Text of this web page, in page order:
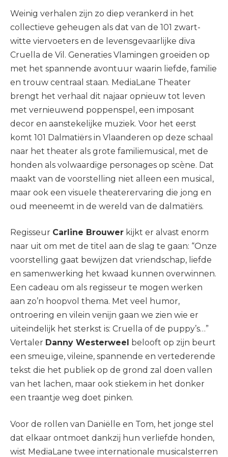
Weinig verhalen zijn zo diep verankerd in het
collectieve geheugen als dat van de 101 zwart-
witte viervoeters en de levensgevaarlijke diva
Cruella de Vil. Generaties Vlamingen groeiden op
met het spannende avontuur waarin liefde, familie
en trouw centraal staan. MediaLane Theater
brengt het verhaal dit najaar opnieuw tot leven
met vernieuwend poppenspel, een imposant
decor en aanstekelijke muziek. Voor het eerst
komt 101 Dalmatiërs in Vlaanderen op deze schaal
naar het theater als grote familiemusical, met de
honden als volwaardige personages op scène. Dat
maakt van de voorstelling niet alleen een musical,
maar ook een visuele theaterervaring die jong en
oud meeneemt in de wereld van de dalmatiërs.
Regisseur Carline Brouwer kijkt er alvast enorm
naar uit om met de titel aan de slag te gaan: “Onze
voorstelling gaat bewijzen dat vriendschap, liefde
en samenwerking het kwaad kunnen overwinnen.
Een cadeau om als regisseur te mogen werken
aan zo’n hoopvol thema. Met veel humor,
ontroering en vilein venijn gaan we zien wie er
uiteindelijk het sterkst is: Cruella of de puppy’s…”
Vertaler Danny Westerweel belooft op zijn beurt
een smeuïge, vileine, spannende en vertederende
tekst die het publiek op de grond zal doen vallen
van het lachen, maar ook stiekem in het donker
een traantje weg doet pinken.
Voor de rollen van Daniëlle en Tom, het jonge stel
dat elkaar ontmoet dankzij hun verliefde honden,
wist MediaLane twee internationale musicalsterren